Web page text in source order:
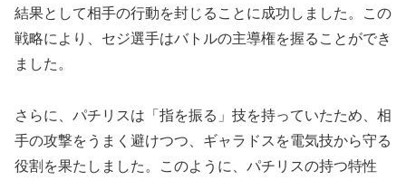
結果として相手の行動を封じることに成功しました。この
戦略により、セジ選手はバトルの主導権を握ることができ
ました。
さらに、パチリスは「指を振る」技を持っていたため、相
手の攻撃をうまく避けつつ、ギャラドスを電気技から守る
役割を果たしました。このように、パチリスの持つ特性